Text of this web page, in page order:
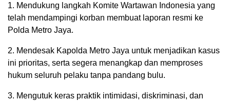
1. Mendukung langkah Komite Wartawan Indonesia yang
telah mendampingi korban membuat laporan resmi ke
Polda Metro Jaya.
2. Mendesak Kapolda Metro Jaya untuk menjadikan kasus
ini prioritas, serta segera menangkap dan memproses
hukum seluruh pelaku tanpa pandang bulu.
3. Mengutuk keras praktik intimidasi, diskriminasi, dan